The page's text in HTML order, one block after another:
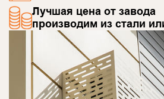
Лучшая цена от завода
производим из стали